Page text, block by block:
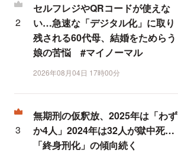
セルフレジやQRコードが使えな
い…急速な「デジタル化」に取り
残される60代母、結婚をためらう
娘の苦悩 #マイノーマル
2026年08月04日 17時00分
無期刑の仮釈放、2025年は「わず
か4人」2024年は32人が獄中死…
「終身刑化」の傾向続く